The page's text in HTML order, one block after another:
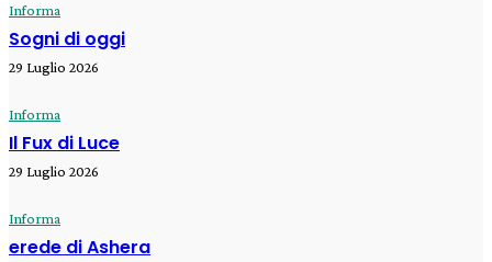
Informa
Sogni di oggi
29 Luglio 2026
Informa
Il Fux di Luce
29 Luglio 2026
Informa
erede di Ashera